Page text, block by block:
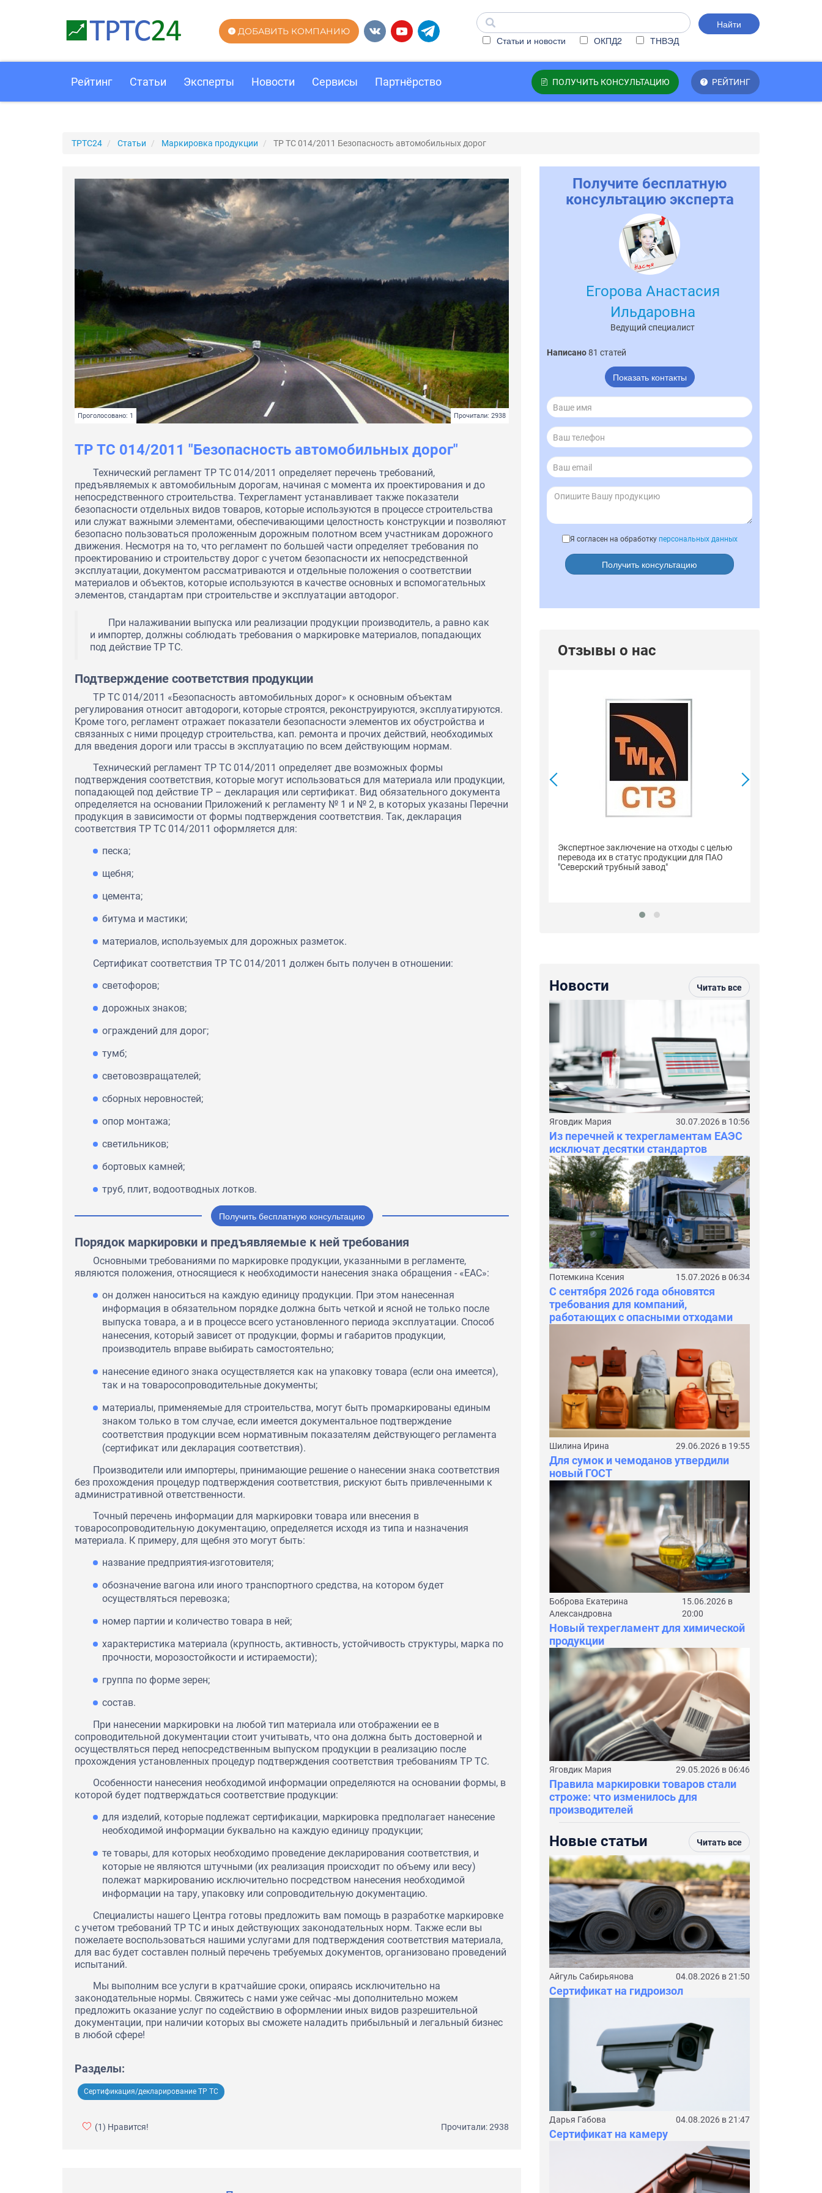
Найти
Статьи и новости
ОКПД2 ТНВЭД
ДОБАВИТЬ КОМПАНИЮ
ПОЛУЧИТЬ КОНСУЛЬТАЦИЮ РЕЙТИНГ
Рейтинг Статьи Эксперты Новости Сервисы Партнёрство
ТРТС24 Статьи Маркировка продукции ТР ТС 014/2011 Безопасность автомобильных дорог
Проголосовано: 1 Прочитали: 2938
ТР ТС 014/2011 "Безопасность автомобильных дорог"
Технический регламент ТР ТС 014/2011 определяет перечень требований,
предъявляемых к автомобильным дорогам, начиная с момента их проектирования и до
непосредственного строительства. Техрегламент устанавливает также показатели
безопасности отдельных видов товаров, которые используются в процессе строительства
или служат важными элементами, обеспечивающими целостность конструкции и позволяют
безопасно пользоваться проложенным дорожным полотном всем участникам дорожного
движения. Несмотря на то, что регламент по большей части определяет требования по
проектированию и строительству дорог с учетом безопасности их непосредственной
эксплуатации, документом рассматриваются и отдельные положения о соответствии
материалов и объектов, которые используются в качестве основных и вспомогательных
элементов, стандартам при строительстве и эксплуатации автодорог.
При налаживании выпуска или реализации продукции производитель, а равно как
и импортер, должны соблюдать требования о маркировке материалов, попадающих
под действие ТР ТС.
Подтверждение соответствия продукции
ТР ТС 014/2011 «Безопасность автомобильных дорог» к основным объектам
регулирования относит автодороги, которые строятся, реконструируются, эксплуатируются.
Кроме того, регламент отражает показатели безопасности элементов их обустройства и
связанных с ними процедур строительства, кап. ремонта и прочих действий, необходимых
для введения дороги или трассы в эксплуатацию по всем действующим нормам.
Технический регламент ТР ТС 014/2011 определяет две возможных формы
подтверждения соответствия, которые могут использоваться для материала или продукции,
попадающей под действие ТР – декларация или сертификат. Вид обязательного документа
определяется на основании Приложений к регламенту № 1 и № 2, в которых указаны Перечни
продукция в зависимости от формы подтверждения соответствия. Так, декларация
соответствия ТР ТС 014/2011 оформляется для:
песка;
щебня;
цемента;
битума и мастики;
материалов, используемых для дорожных разметок.
Сертификат соответствия ТР ТС 014/2011 должен быть получен в отношении:
светофоров;
дорожных знаков;
ограждений для дорог;
тумб;
световозвращателей;
сборных неровностей;
опор монтажа;
светильников;
бортовых камней;
труб, плит, водоотводных лотков.
Получить бесплатную консультацию
Порядок маркировки и предъявляемые к ней требования
Основными требованиями по маркировке продукции, указанными в регламенте,
являются положения, относящиеся к необходимости нанесения знака обращения - «ЕАС»:
он должен наноситься на каждую единицу продукции. При этом нанесенная
информация в обязательном порядке должна быть четкой и ясной не только после
выпуска товара, а и в процессе всего установленного периода эксплуатации. Способ
нанесения, который зависет от продукции, формы и габаритов продукции,
производитель вправе выбирать самостоятельно;
нанесение единого знака осуществляется как на упаковку товара (если она имеется),
так и на товаросопроводительные документы;
материалы, применяемые для строительства, могут быть промаркированы единым
знаком только в том случае, если имеется документальное подтверждение
соответствия продукции всем нормативным показателям действующего регламента
(сертификат или декларация соответствия).
Производители или импортеры, принимающие решение о нанесении знака соответствия
без прохождения процедур подтверждения соответствия, рискуют быть привлеченными к
административной ответственности.
Точный перечень информации для маркировки товара или внесения в
товаросопроводительную документацию, определяется исходя из типа и назначения
материала. К примеру, для щебня это могут быть:
название предприятия-изготовителя;
обозначение вагона или иного транспортного средства, на котором будет
осуществляться перевозка;
номер партии и количество товара в ней;
характеристика материала (крупность, активность, устойчивость структуры, марка по
прочности, морозостойкости и истираемости);
группа по форме зерен;
состав.
При нанесении маркировки на любой тип материала или отображении ее в
сопроводительной документации стоит учитывать, что она должна быть достоверной и
осуществляться перед непосредственным выпуском продукции в реализацию после
прохождения установленных процедур подтверждения соответствия требованиям ТР ТС.
Особенности нанесения необходимой информации определяются на основании формы, в
которой будет подтверждаться соответствие продукции:
для изделий, которые подлежат сертификации, маркировка предполагает нанесение
необходимой информации буквально на каждую единицу продукции;
те товары, для которых необходимо проведение декларирования соответствия, и
которые не являются штучными (их реализация происходит по объему или весу)
полежат маркированию исключительно посредством нанесения необходимой
информации на тару, упаковку или сопроводительную документацию.
Специалисты нашего Центра готовы предложить вам помощь в разработке маркировке
с учетом требований ТР ТС и иных действующих законодательных норм. Также если вы
пожелаете воспользоваться нашими услугами для подтверждения соответствия материала,
для вас будет составлен полный перечень требуемых документов, организовано проведений
испытаний.
Мы выполним все услуги в кратчайшие сроки, опираясь исключительно на
законодательные нормы. Свяжитесь с нами уже сейчас -мы дополнительно можем
предложить оказание услуг по содействию в оформлении иных видов разрешительной
документации, при наличии которых вы сможете наладить прибыльный и легальный бизнес
в любой сфере!
Разделы:
Сертификация/декларирование ТР ТС
(1) Нравится! Прочитали: 2938
Получите бесплатную
консультацию эксперта
Егорова Анастасия
Ильдаровна
Ведущий специалист
Написано81 статей
Показать контакты
Я согласен на обработку персональных данных
Получить консультацию
Отзывы о нас
Экспертное заключение на отходы с целью
перевода их в статус продукции для ПАО
"Северский трубный завод"
Новости Читать все
Яговдик Мария 30.07.2026 в 10:56
Из перечней к техрегламентам ЕАЭС
исключат десятки стандартов
Потемкина Ксения 15.07.2026 в 06:34
С сентября 2026 года обновятся
требования для компаний,
работающих с опасными отходами
Шилина Ирина 29.06.2026 в 19:55
Для сумок и чемоданов утвердили
новый ГОСТ
Боброва Екатерина
Александровна
15.06.2026 в
20:00
Новый техрегламент для химической
продукции
Яговдик Мария 29.05.2026 в 06:46
Правила маркировки товаров стали
строже: что изменилось для
производителей
Новые статьи Читать все
Айгуль Сабирьянова 04.08.2026 в 21:50
Сертификат на гидроизол
Дарья Габова 04.08.2026 в 21:47
Сертификат на камеру